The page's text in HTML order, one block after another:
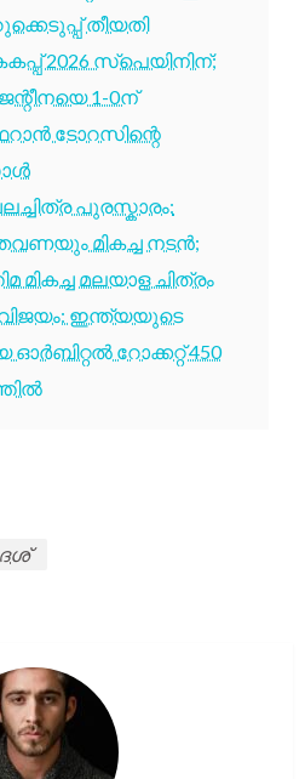
തീയതി
2026 സ്പെയിനിന്;
1-0ന്
ടോറസിന്റെ
പുരസ്കാരം:
തവണയും മികച്ച നടൻ;
മികച്ച മലയാള ചിത്രം
വിജയം: ഇന്ത്യയുടെ
റോക്കറ്റ് 450